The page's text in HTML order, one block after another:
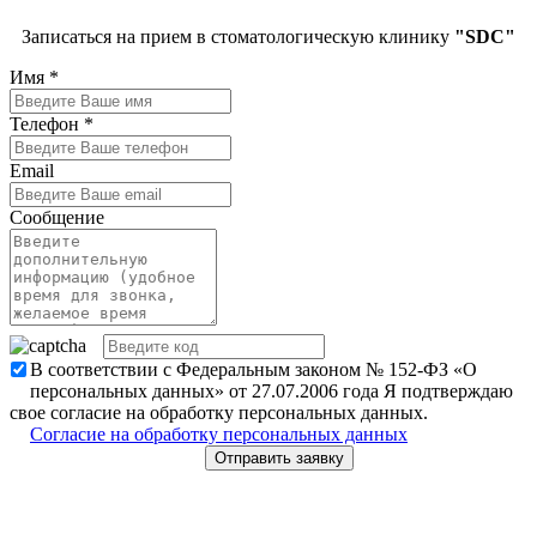
Записаться на прием в стоматологическую клинику "SDC"
Имя *
Телефон *
Email
Сообщение
В соответствии с Федеральным законом № 152-ФЗ «О
персональных данных» от 27.07.2006 года Я подтверждаю
свое согласие на обработку персональных данных.
Согласие на обработку персональных данных